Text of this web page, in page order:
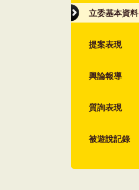
立委基本資料
提案表現
輿論報導
質詢表現
被遊說記錄